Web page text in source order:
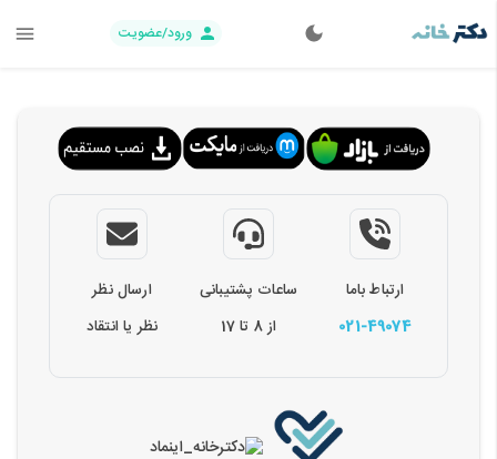
ورود/عضویت
ارتباط باما
021-49074
ساعات پشتیبانی
از 8 تا 17
ارسال نظر
نظر یا انتقاد